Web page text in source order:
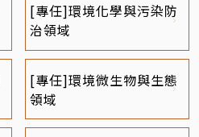
[專任]環境化學與污染防
治領域
[專任]環境微生物與生態
領域